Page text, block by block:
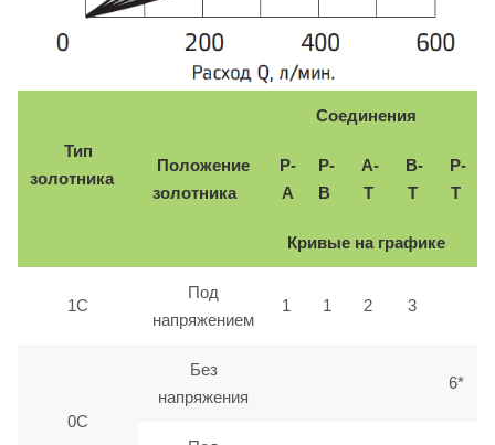
Тип
золотника
Положение
золотника
Соединения
P-
A
P-
B
A-
T
B-
T
P-
T
Кривые на графике
1C
Под
напряжением
1 1 2 3
0С
Без
напряжения
6*